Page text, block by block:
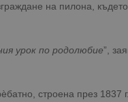
на пилона,
урок по родолюбие”,
строена през 1837 г.